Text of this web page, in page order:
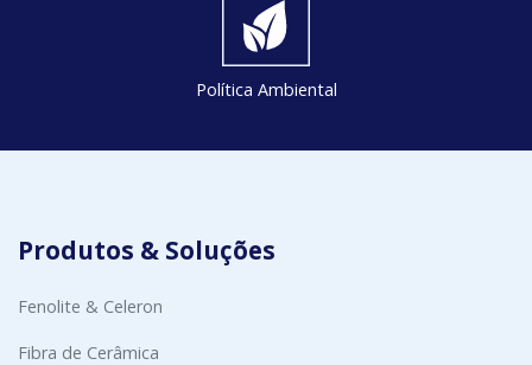
Política Ambiental
Produtos & Soluções
Fenolite & Celeron
Fibra de Cerâmica